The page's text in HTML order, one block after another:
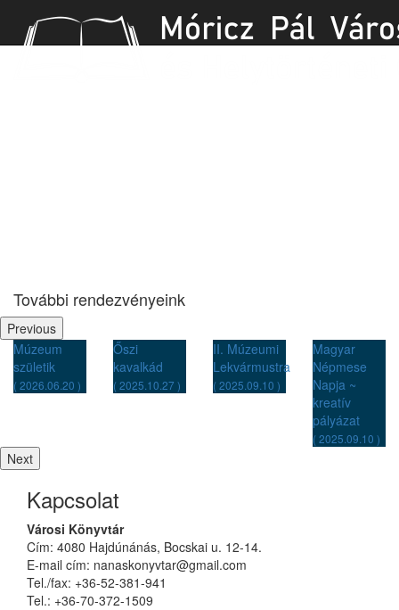
Játék a betűkkel
További rendezvényeink
Previous
Őszi
kavalkád
( 2025.10.27 )
II. Múzeumi
Lekvármustra
( 2025.09.10 )
Magyar
Népmese
Napja ~
Táborozz
velünk a
múzeumban!
( 2025.06.01 )
Next
Kapcsolat
Városi Könyvtár
Cím: 4080 Hajdúnánás, Bocskai u. 12-14.
E-mail cím: nanaskonyvtar@gmail.com
Tel./fax: +36-52-381-941
Tel.: +36-70-372-1509